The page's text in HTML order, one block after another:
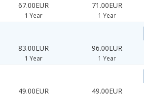
67.00EUR
1 Year
71.00EUR
1 Year
83.00EUR
1 Year
96.00EUR
1 Year
49.00EUR 49.00EUR